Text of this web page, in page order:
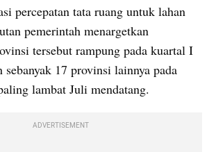
percepatan tata ruang untuk lahan
pemerintah menargetkan
tersebut rampung pada kuartal I
17 provinsi lainnya pada
lambat Juli mendatang.
ADVERTISEMENT